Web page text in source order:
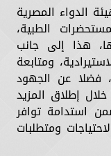
الدواء المصرية
الطبية،
هذا إلى جانب
ومتابعة
فضلا عن الجهود
إطلاق المزيد
استدامة توافر
ومتطلبات